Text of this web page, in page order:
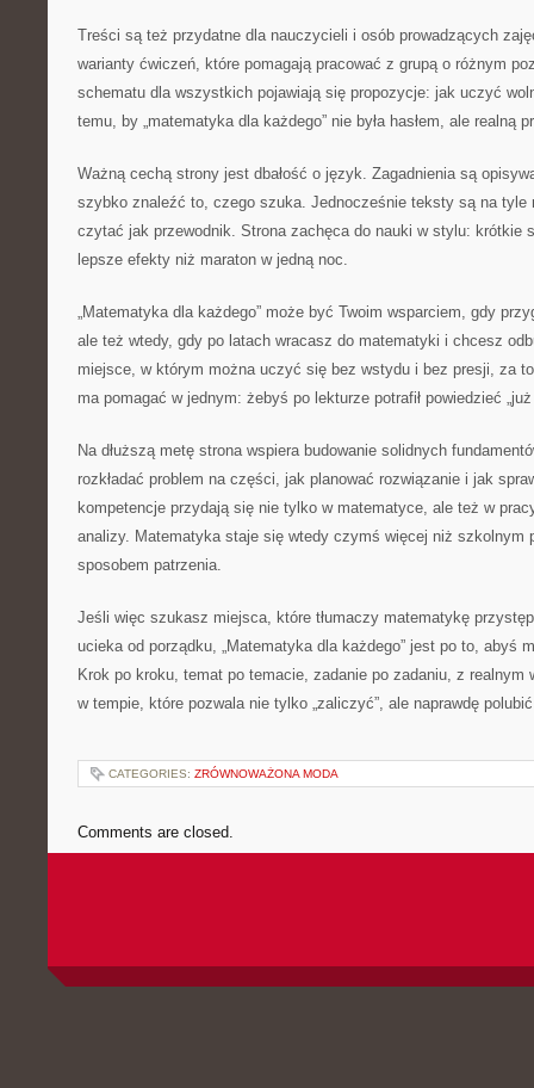
Treści są też przydatne dla nauczycieli i osób prowadzących
warianty ćwiczeń, które pomagają pracować z grupą o różnym
schematu dla wszystkich pojawiają się propozycje: jak uczyć
temu, by „matematyka dla każdego” nie była hasłem, ale realną
Ważną cechą strony jest dbałość o język. Zagadnienia są
szybko znaleźć to, czego szuka. Jednocześnie teksty są na tyle
czytać jak przewodnik. Strona zachęca do nauki w stylu: krótkie
lepsze efekty niż maraton w jedną noc.
„Matematyka dla każdego” może być Twoim wsparciem, gdy
ale też wtedy, gdy po latach wracasz do matematyki i chcesz
miejsce, w którym można uczyć się bez wstydu i bez presji, za
ma pomagać w jednym: żebyś po lekturze potrafił powiedzieć
Na dłuższą metę strona wspiera budowanie solidnych
rozkładać problem na części, jak planować rozwiązanie i jak
kompetencje przydają się nie tylko w matematyce, ale też w
analizy. Matematyka staje się wtedy czymś więcej niż szkolnym
sposobem patrzenia.
Jeśli więc szukasz miejsca, które tłumaczy matematykę
ucieka od porządku, „Matematyka dla każdego” jest po to, abyś
Krok po kroku, temat po temacie, zadanie po zadaniu, z realnym
w tempie, które pozwala nie tylko „zaliczyć”, ale naprawdę
CATEGORIES: ZRÓWNOWAŻONA MODA
Comments are closed.